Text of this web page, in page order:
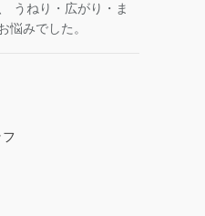
うねり・広がり・ま
悩みでした。